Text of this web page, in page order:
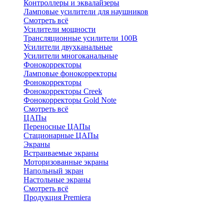
Контроллеры и эквалайзеры
Ламповые усилители для наушников
Смотреть всё
Усилители мощности
Трансляционные усилители 100В
Усилители двухканальные
Усилители многоканальные
Фонокорректоры
Ламповые фонокорректоры
Фонокорректоры
Фонокорректоры Creek
Фонокорректоры Gold Note
Смотреть всё
ЦАПы
Переносные ЦАПы
Стационарные ЦАПы
Экраны
Встраиваемые экраны
Моторизованные экраны
Напольный зкран
Настольные экраны
Смотреть всё
Продукция Premiera